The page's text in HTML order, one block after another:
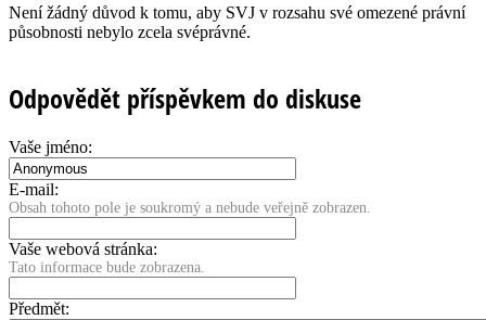
Není žádný důvod k tomu, aby SVJ v rozsahu své omezené právní
působnosti nebylo zcela svéprávné.
Odpovědět příspěvkem do diskuse
Vaše jméno:
E-mail:
Obsah tohoto pole je soukromý a nebude veřejně zobrazen.
Vaše webová stránka:
Tato informace bude zobrazena.
Předmět: